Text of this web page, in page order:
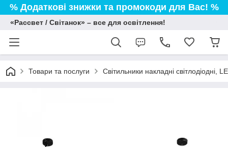
% Додаткові знижки та промокоди для Вас! %
«Рассвет / Світанок» – все для освітлення!
Товари та послуги Світильники накладні світлодіодні,